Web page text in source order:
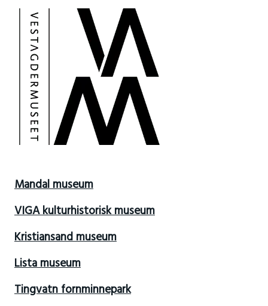
Mandal museum
VIGA kulturhistorisk museum
Kristiansand museum
Lista museum
Tingvatn fornminnepark